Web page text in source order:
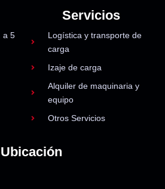
a 5
Servicios
Logística y transporte de
carga
Izaje de carga
Alquiler de maquinaria y
equipo
Otros Servicios
Ubicación